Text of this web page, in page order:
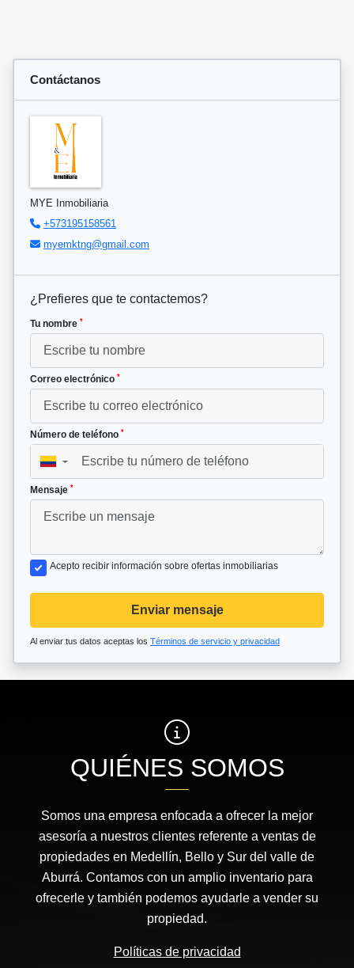
Contáctanos
MYE Inmobiliaria
+573195158561
myemktng@gmail.com
¿Prefieres que te contactemos?
Tu nombre *
Correo electrónico *
Número de teléfono *
▼
Mensaje *
Acepto recibir información sobre ofertas inmobiliarias
Enviar mensaje
Al enviar tus datos aceptas los Términos de servicio y privacidad
QUIÉNES SOMOS
Somos una empresa enfocada a ofrecer la mejor
asesoría a nuestros clientes referente a ventas de
propiedades en Medellín, Bello y Sur del valle de
Aburrá. Contamos con un amplio inventario para
ofrecerle y también podemos ayudarle a vender su
propiedad.
Políticas de privacidad